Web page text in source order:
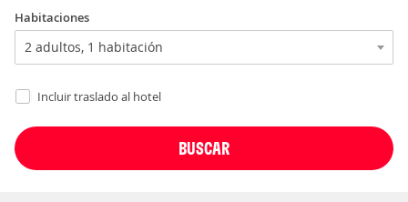
Habitaciones
Incluir traslado al hotel